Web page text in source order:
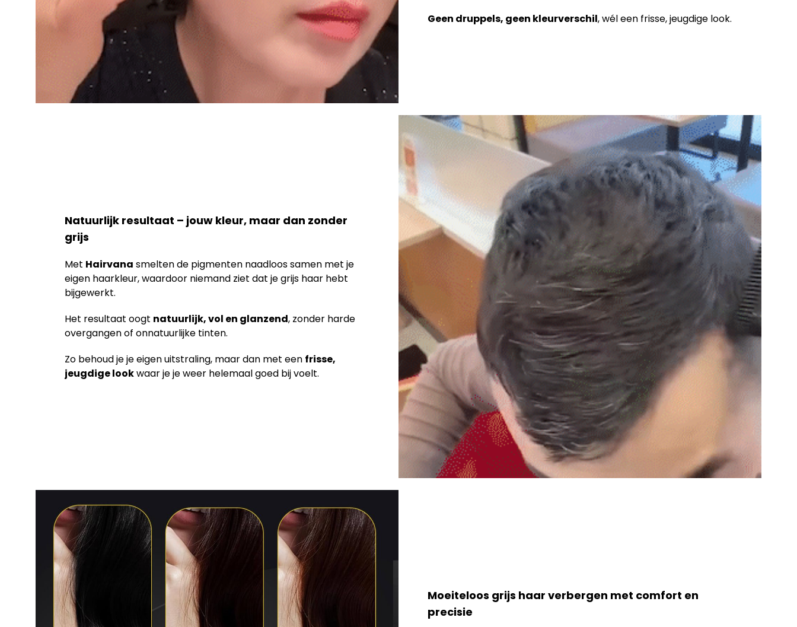
Geen druppels, geen kleurverschil, wél een frisse, jeugdige look.
Natuurlijk resultaat – jouw kleur, maar dan zonder
grijs
Met Hairvana smelten de pigmenten naadloos samen met je
eigen haarkleur, waardoor niemand ziet dat je grijs haar hebt
bijgewerkt.
Het resultaat oogt natuurlijk, vol en glanzend, zonder harde
overgangen of onnatuurlijke tinten.
Zo behoud je je eigen uitstraling, maar dan met een frisse,
jeugdige lookwaar je je weer helemaal goed bij voelt.
Moeiteloos grijs haar verbergen met comfort en
precisie